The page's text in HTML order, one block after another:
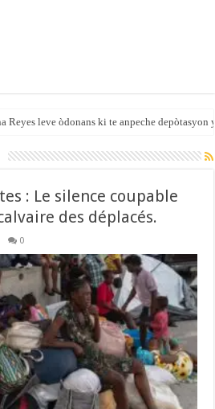
Reyes leve òdonans ki te anpeche depòtasyon
: Le silence coupable
des déplacés.
0